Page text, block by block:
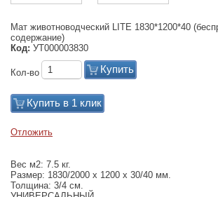
Мат животноводческий LITE 1830*1200*40
содержание)
Код: УТ000003830
Кол-во Купить
Купить в 1 клик
Отложить
Вес м2: 7.5 кг.
Размер: 1830/2000 x 1200 х 30/40 мм.
Толщина: 3/4 см.